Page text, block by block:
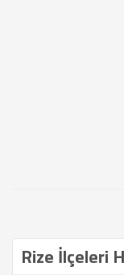
Rize İlçeleri